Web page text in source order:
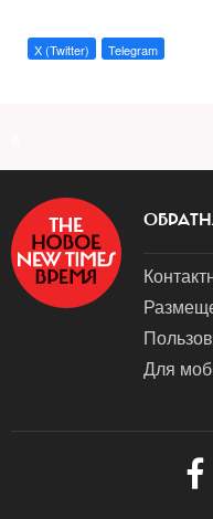
X (Twitter) Telegram
Для